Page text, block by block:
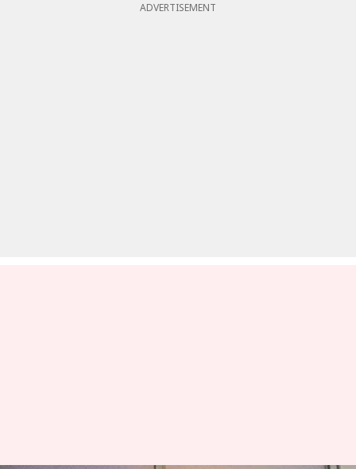
ADVERTISEMENT